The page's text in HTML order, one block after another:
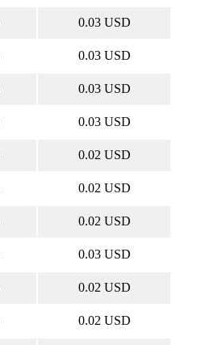
0.03 USD
0.03 USD
0.03 USD
0.03 USD
0.02 USD
0.02 USD
0.02 USD
0.03 USD
0.02 USD
0.02 USD